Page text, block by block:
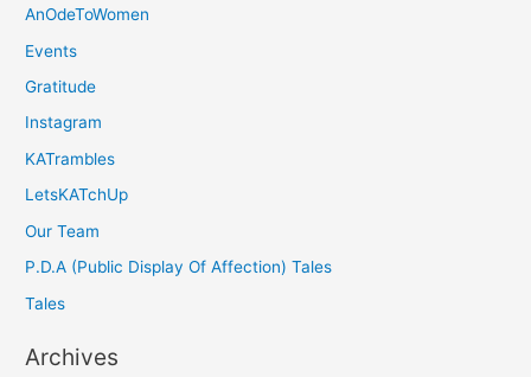
AnOdeToWomen
Events
Gratitude
Instagram
KATrambles
LetsKATchUp
Our Team
P.D.A (Public Display Of Affection) Tales
Tales
Archives